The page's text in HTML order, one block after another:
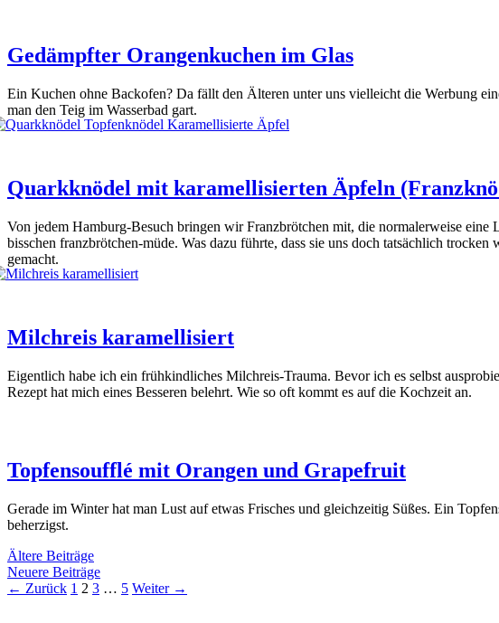
Gedämpfter Orangenkuchen im Glas
Ein Kuchen ohne Back­ofen? Da fällt den Älte­ren unter uns viel­leicht die Wer­bung
man den Teig im Was­ser­bad gart.
Quarkknödel mit karamellisierten Äpfeln
Von jedem Ham­burg-Besuch brin­gen wir Franz­bröt­chen mit, die nor­ma­ler­wei­se
biss­chen franz­bröt­chen-müde. Was dazu führ­te, dass sie uns doch tat­säch­lich
gemacht.
Milchreis karamellisiert
Eigent­lich habe ich ein früh­kind­li­ches Milch­reis-Trau­ma. Bevor ich es selbst
Rezept hat mich eines Bes­se­ren belehrt. Wie so oft kommt es auf die Koch­zeit an.
Topfensoufflé mit Orangen und Grapefruit
Gera­de im Win­ter hat man Lust auf etwas Fri­sches und gleich­zei­tig Süßes. Ein
beher­zigst.
Ältere Beiträge
Neuere Beiträge
← Zurück Seite
1 Seite
2 Seite
3 … Seite
5 Weiter →